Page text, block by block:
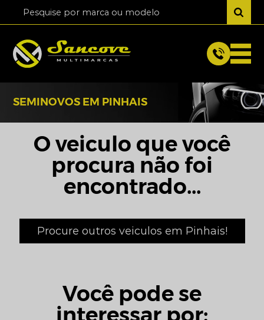
SEMINOVOS EM PINHAIS
O veiculo que você
procura não foi
encontrado...
Procure outros veiculos em Pinhais!
Você pode se